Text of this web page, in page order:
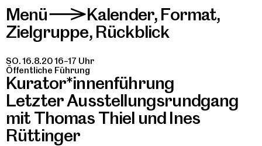
Menü>Kalender, Format,
Zielgruppe, Rückblick
SO. 16.8.20 16–17 Uhr
Öffentliche Führung
Kurator*innenführung
Letzter Ausstellungsrundgang
mit Thomas Thiel und Ines
Rüttinger